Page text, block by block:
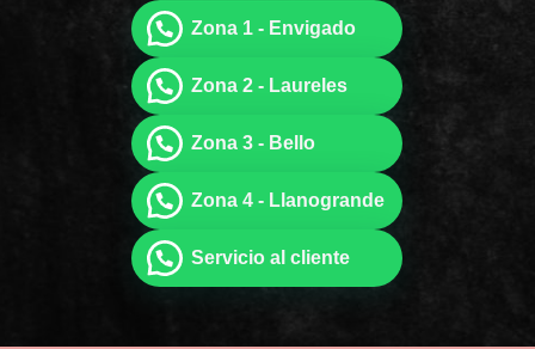
Zona 1 - Envigado
Zona 2 - Laureles
Zona 3 - Bello
Zona 4 - Llanogrande
Servicio al cliente